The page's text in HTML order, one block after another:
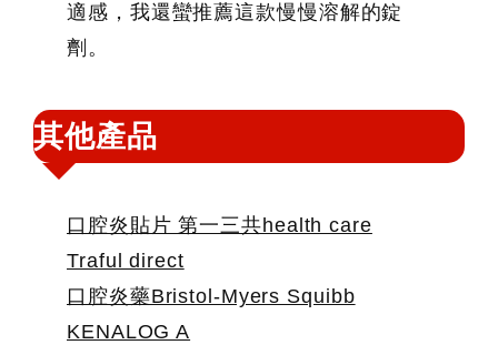
適感，我還蠻推薦這款慢慢溶解的錠
劑。
其他產品
口腔炎貼片 第一三共health care
Traful direct
口腔炎藥Bristol-Myers Squibb
KENALOG A